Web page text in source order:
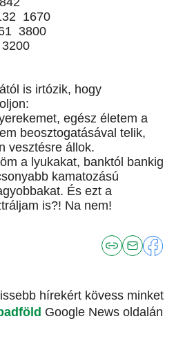
1670
3800
is irtózik, hogy
egész életem a
beosztogatásával telik,
vesztésre állok.
a lyukakat, banktól bankig
kamatozású
És ezt a
is?! Na nem!
hírekért kövess minket
Google News oldalán